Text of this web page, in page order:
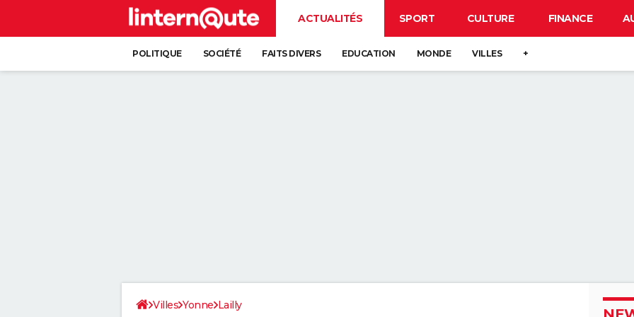
ACTUALITÉS SPORT CULTURE FINANCE
POLITIQUE SOCIÉTÉ FAITS DIVERS EDUCATION MONDE VILLES +
Villes Yonne Lailly